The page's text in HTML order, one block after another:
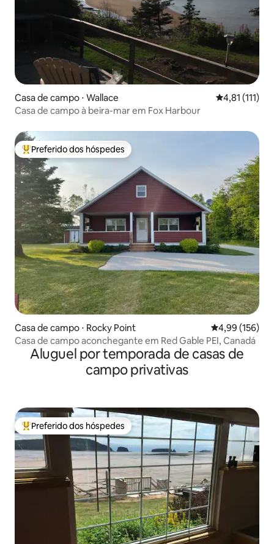
Casa de campo ⋅ Wallace 4,81 de uma
4,81 (111)
Casa de campo à beira-mar em Fox Harbour
Entre os melhores preferidos dos hóspedes
Preferido dos hóspedes
Casa de campo ⋅ Rocky Point 4,99 de uma
4,99 (156)
Casa de campo aconchegante em Red Gable PEI, Canadá
Aluguel por temporada de casas de
campo privativas
Entre os melhores preferidos dos hóspedes
Preferido dos hóspedes